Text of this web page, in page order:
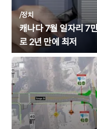
/정치
캐나다 7월 일자리 7
로 2년 만에 최저